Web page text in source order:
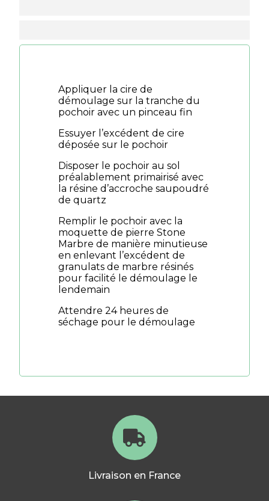
Appliquer la cire de
démoulage sur la tranche du
pochoir avec un pinceau fin
Essuyer l’excédent de cire
déposée sur le pochoir
Disposer le pochoir au sol
préalablement primairisé avec
la résine d’accroche saupoudré
de quartz
Remplir le pochoir avec la
moquette de pierre Stone
Marbre de manière minutieuse
en enlevant l’excédent de
granulats de marbre résinés
pour facilité le démoulage le
lendemain
Attendre 24 heures de
séchage pour le démoulage
Livraison en France